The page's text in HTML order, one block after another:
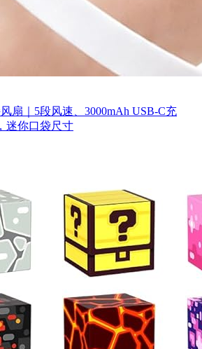
扇｜5段风速、3000mAh USB-C充
迷你口袋尺寸